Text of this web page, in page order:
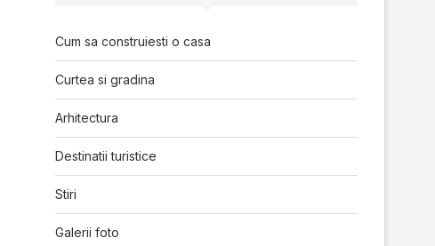
Cum sa construiesti o casa
Curtea si gradina
Arhitectura
Destinatii turistice
Stiri
Galerii foto